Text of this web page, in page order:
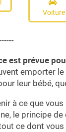
Voiture
est prévue
emporter
leur bébé,
à ce que
le principe
ce dont vous